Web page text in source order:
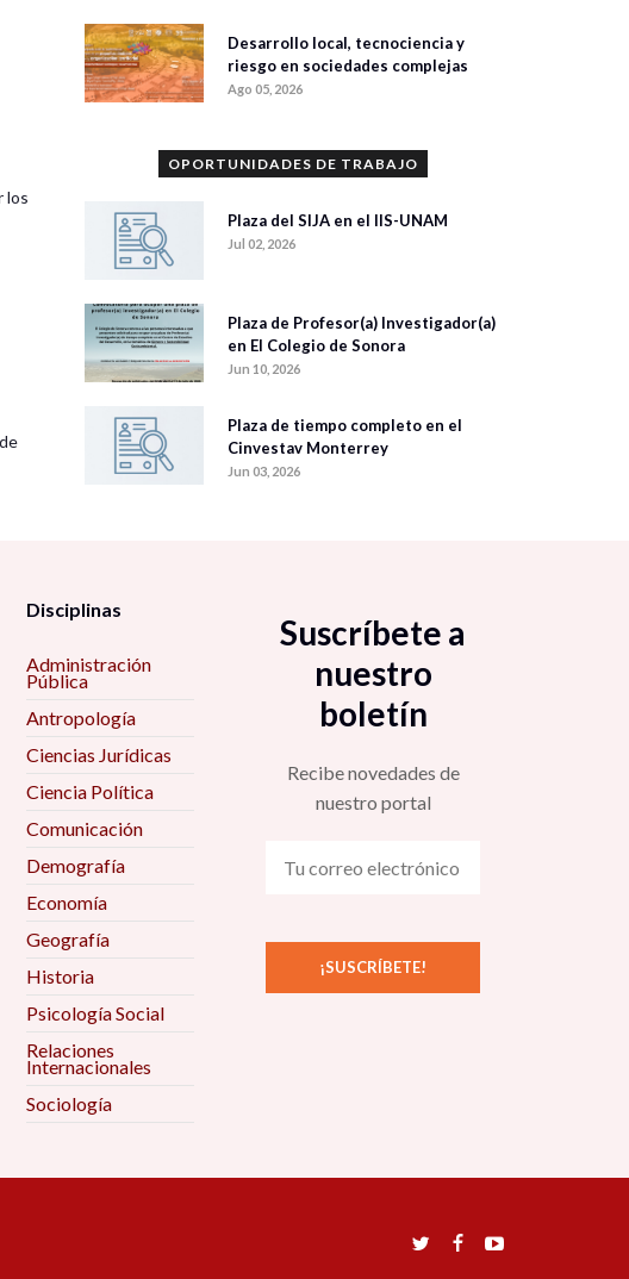
los
Desarrollo local, tecnociencia y
riesgo en sociedades complejas
Ago 05, 2026
OPORTUNIDADES DE TRABAJO
Plaza del SIJA en el IIS-UNAM
Jul 02, 2026
Plaza de Profesor(a) Investigador(a)
en El Colegio de Sonora
Jun 10, 2026
Plaza de tiempo completo en el
Cinvestav Monterrey
Jun 03, 2026
Disciplinas
Administración
Pública
Antropología
Ciencias Jurídicas
Ciencia Política
Comunicación
Demografía
Economía
Geografía
Historia
Psicología Social
Relaciones
Internacionales
Sociología
Suscríbete a
nuestro
boletín
Recibe novedades de
nuestro portal